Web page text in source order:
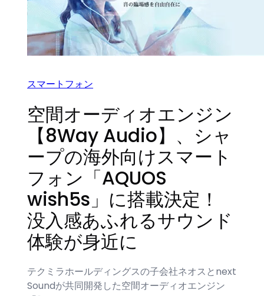
スマートフォン
空間オーディオエンジン
【8Way Audio】、シャ
ープの海外向けスマート
フォン「AQUOS
wish5s」に搭載決定！
没入感あふれるサウンド
体験が身近に
テクミラホールディングスの子会社ネオスとnext
Soundが共同開発した空間オーディオエンジン